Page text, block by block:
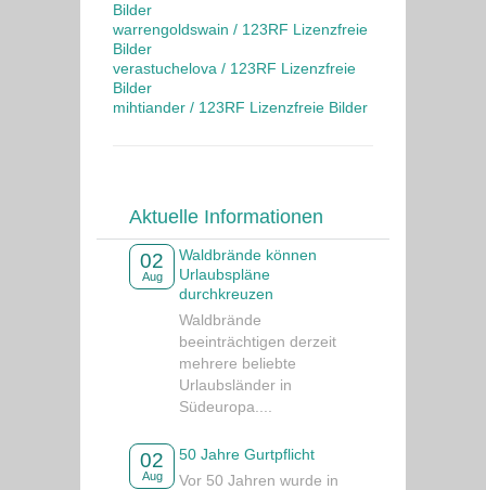
Bilder
warrengoldswain / 123RF Lizenzfreie
Bilder
verastuchelova / 123RF Lizenzfreie
Bilder
mihtiander / 123RF Lizenzfreie Bilder
Aktuelle Informationen
02
Aug
Waldbrände können
Urlaubspläne
durchkreuzen
Waldbrände
beeinträchtigen derzeit
mehrere beliebte
Urlaubsländer in
Südeuropa....
02
Aug
50 Jahre Gurtpflicht
Vor 50 Jahren wurde in